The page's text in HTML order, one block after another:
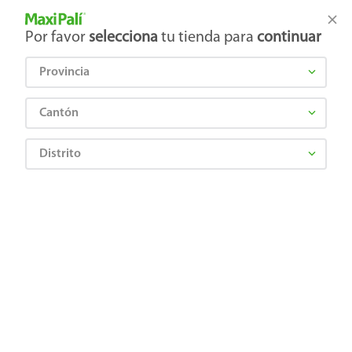
Tienda Maxi Palí
Por favor selecciona tu tienda para continuar
Provincia
Cantón
Distrito